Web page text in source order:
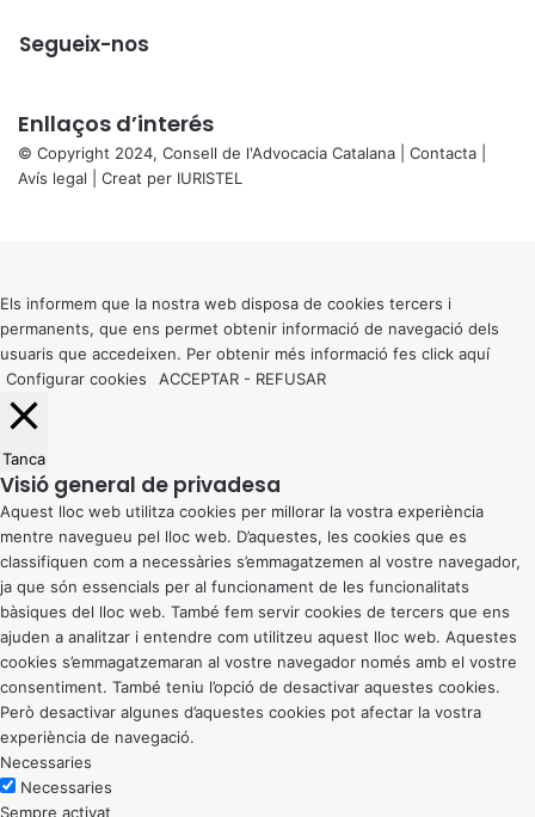
Segueix-nos
Enllaços d’interés
© Copyright 2024, Consell de l'Advocacia Catalana | Contacta
Avís legal | Creat per IURISTEL
button
Els informem que la nostra web disposa de cookies tercers i
permanents, que ens permet obtenir informació de navegació dels
usuaris que accedeixen. Per obtenir més informació fes click aquí
Configurar cookies
ACCEPTAR - REFUSAR
Tanca
Visió general de privadesa
Aquest lloc web utilitza cookies per millorar la vostra experiència
mentre navegueu pel lloc web. D’aquestes, les cookies que es
classifiquen com a necessàries s’emmagatzemen al vostre navegador,
ja que són essencials per al funcionament de les funcionalitats
bàsiques del lloc web. També fem servir cookies de tercers que ens
ajuden a analitzar i entendre com utilitzeu aquest lloc web. Aquestes
cookies s’emmagatzemaran al vostre navegador només amb el vostre
consentiment. També teniu l’opció de desactivar aquestes cookies.
Però desactivar algunes d’aquestes cookies pot afectar la vostra
experiència de navegació.
Necessaries
Necessaries
Sempre activat